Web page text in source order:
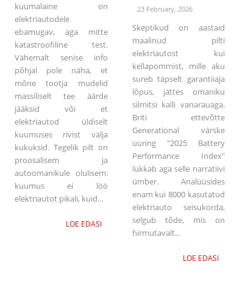
kuumalaine on
elektriautodele
ebamugav, aga mitte
katastroofiline test.
Vähemalt senise info
põhjal pole näha, et
mõne tootja mudelid
massiliselt tee äärde
jääksid või et
elektriautod üldiselt
kuumuses rivist välja
kukuksid. Tegelik pilt on
proosalisem ja
autoomanikule olulisem:
kuumus ei löö
elektriautot pikali, kuid...
LOE EDASI
23 February, 2026
Skeptikud on aastaid
maalinud pilti
elektriautost kui
kellapommist, mille aku
sureb täpselt garantiiaja
lõpus, jättes omaniku
silmitsi kalli vanarauaga.
Briti ettevõtte
Generational värske
uuring "2025 Battery
Performance Index"
lükkab aga selle narratiivi
ümber. Analüüsides
enam kui 8000 kasutatud
elektriauto seisukorda,
selgub tõde, mis on
hirmutavalt...
LOE EDASI